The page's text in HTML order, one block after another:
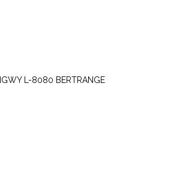
L-8080 BERTRANGE